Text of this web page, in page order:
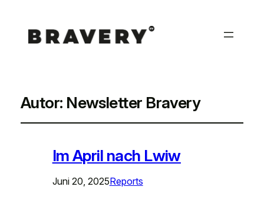
Autor: Newsletter Bravery
Im April nach Lwiw
Juni 20, 2025Reports